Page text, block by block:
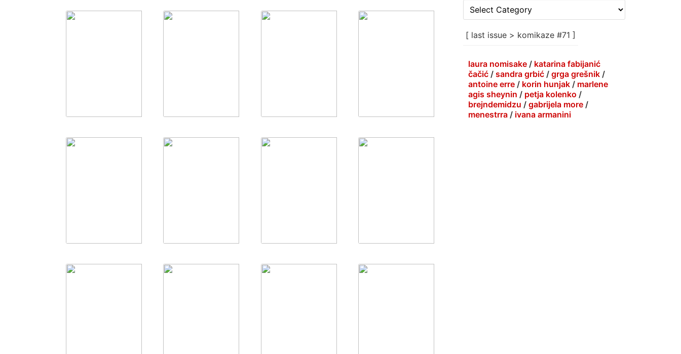
rubrike
categories
[ last issue > komikaze #71 ]
laura nomisake / katarina fabijanić
čačić / sandra grbić / grga grešnik /
antoine erre / korin hunjak / marlene
agis sheynin / petja kolenko /
brejndemidzu / gabrijela more /
menestrra / ivana armanini